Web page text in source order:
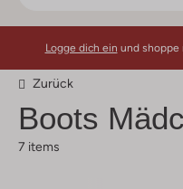
Logge dich ein und shoppe
Zurück
Boots
7 items